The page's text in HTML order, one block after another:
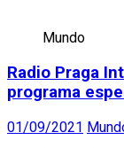
Mundo
Radio Praga
programa
01/09/2021